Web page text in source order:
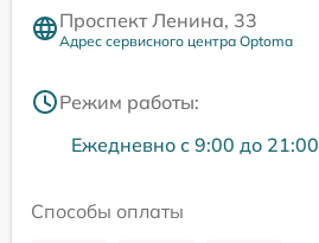
Проспект Ленина, 33
Адрес сервисного центра Optoma
Режим работы:
Ежедневно с 9:00 до 21:00
Способы оплаты